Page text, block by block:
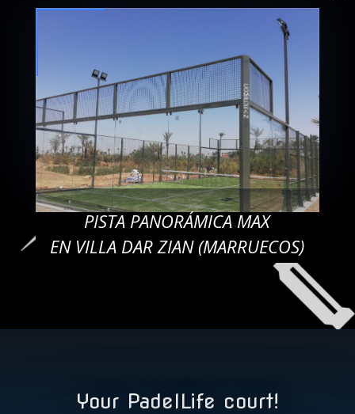
PISTA PANORÁMICA MAX
EN VILLA DAR ZIAN (MARRUECOS)
Your PadelLife court!